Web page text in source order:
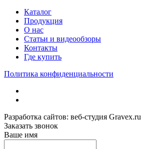
Каталог
Продукция
О нас
Статьи и видеообзоры
Контакты
Где купить
Политика конфиденциальности
Разработка сайтов: веб-студия Gravex.ru
Заказать звонок
Ваше имя